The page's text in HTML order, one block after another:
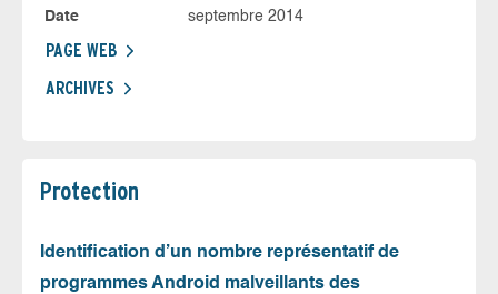
Date
septembre 2014
PAGE WEB
ARCHIVES
Protection
Identification d’un nombre représentatif de
programmes Android malveillants des